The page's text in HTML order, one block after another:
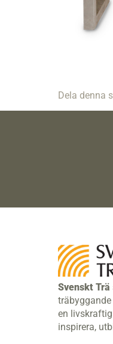
Dela denna
Svenskt Trä
en
inspirera,